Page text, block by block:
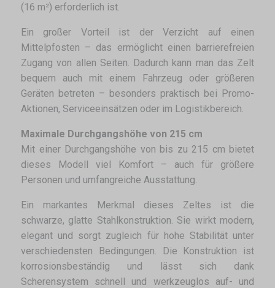
(16 m²) erforderlich ist.
Ein großer Vorteil ist der Verzicht auf einen
Mittelpfosten – das ermöglicht einen barrierefreien
Zugang von allen Seiten. Dadurch kann man das Zelt
bequem auch mit einem Fahrzeug oder größeren
Geräten betreten – besonders praktisch bei Promo-
Aktionen, Serviceeinsätzen oder im Logistikbereich.
Maximale Durchgangshöhe von 215 cm
Mit einer Durchgangshöhe von bis zu 215 cm bietet
dieses Modell viel Komfort – auch für größere
Personen und umfangreiche Ausstattung.
Ein markantes Merkmal dieses Zeltes ist die
schwarze, glatte Stahlkonstruktion. Sie wirkt modern,
elegant und sorgt zugleich für hohe Stabilität unter
verschiedensten Bedingungen. Die Konstruktion ist
korrosionsbeständig und lässt sich dank
Scherensystem schnell und werkzeuglos auf- und